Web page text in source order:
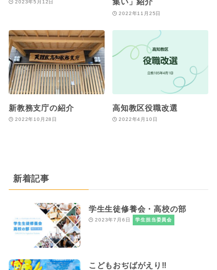
2023年5月12日
2022年11月25日
新教務支庁の紹介
2022年10月28日
高知教区役職改選
2022年4月10日
新着記事
学生生徒修養会・高校の部
2023年7月6日 学生担当委員会
こどもおぢばがえり‼